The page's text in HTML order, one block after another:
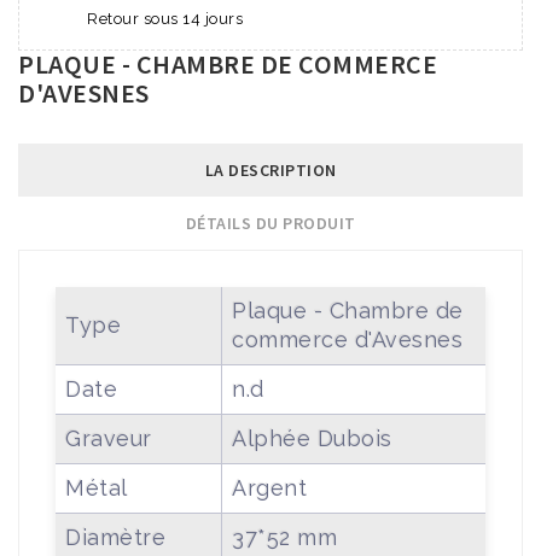
Retour sous 14 jours
PLAQUE - CHAMBRE DE COMMERCE
D'AVESNES
LA DESCRIPTION
DÉTAILS DU PRODUIT
Type
Plaque - Chambre de
commerce d'Avesnes
Date
n.d
Graveur
Alphée Dubois
Métal
Argent
Diamètre
37*52 mm